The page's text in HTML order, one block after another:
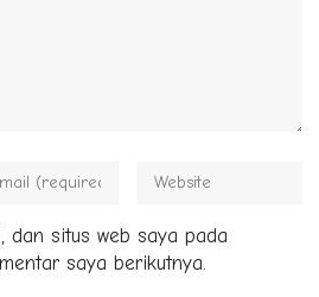
dan situs web saya pada
saya berikutnya.